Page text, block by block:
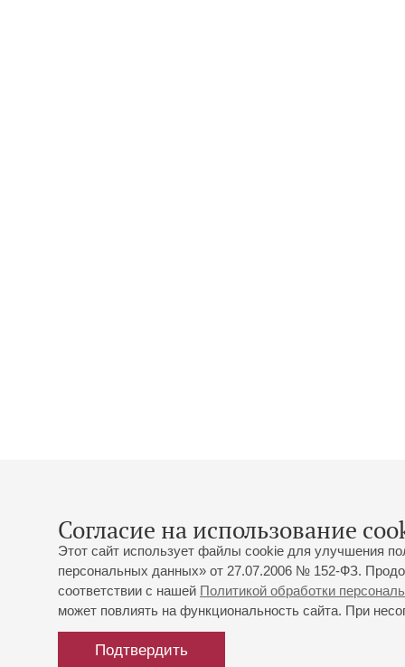
Согласие на использование
Этот сайт использует файлы cookie для улучшения
персональных данных» от 27.07.2006 № 152-ФЗ.
соответствии с нашей Политикой обработки
может повлиять на функциональность сайта. При
Подтвердить